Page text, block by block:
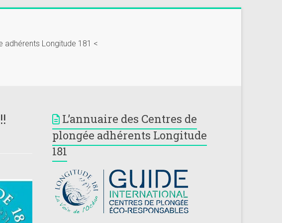
adhérents Longitude 181 <
L’annuaire des Centres de
plongée adhérents Longitude
181